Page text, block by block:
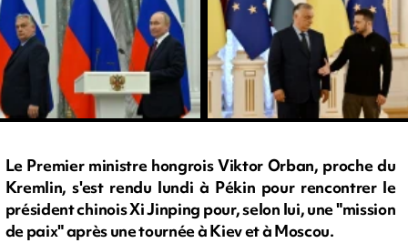
Le Premier ministre hongrois Viktor Orban, proche du
Kremlin, s'est rendu lundi à Pékin pour rencontrer le
président chinois Xi Jinping pour, selon lui, une "mission
de paix" après une tournée à Kiev et à Moscou.